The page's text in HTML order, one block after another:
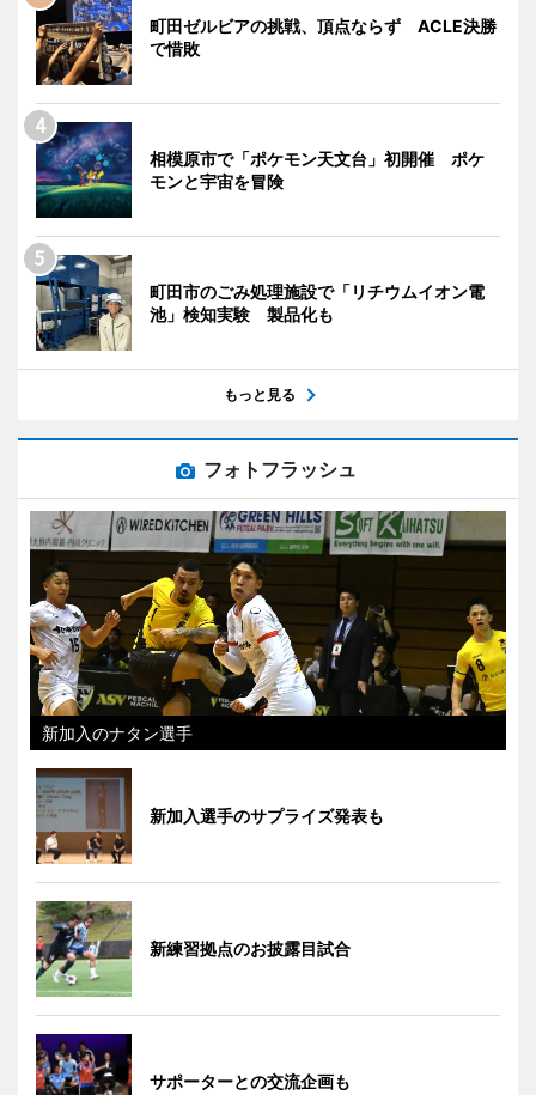
町田ゼルビアの挑戦、頂点ならず ACLE決勝
で惜敗
相模原市で「ポケモン天文台」初開催 ポケ
モンと宇宙を冒険
町田市のごみ処理施設で「リチウムイオン電
池」検知実験 製品化も
もっと見る
フォトフラッシュ
新加入のナタン選手
新加入選手のサプライズ発表も
新練習拠点のお披露目試合
サポーターとの交流企画も